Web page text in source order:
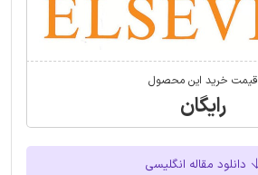
قیمت خرید این محصول
رایگان
دانلود مقاله انگلیسی